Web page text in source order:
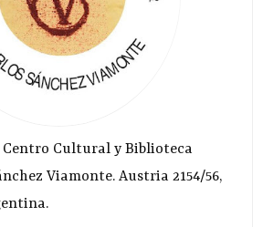
Cultural y Biblioteca
Viamonte. Austria 2154/56,